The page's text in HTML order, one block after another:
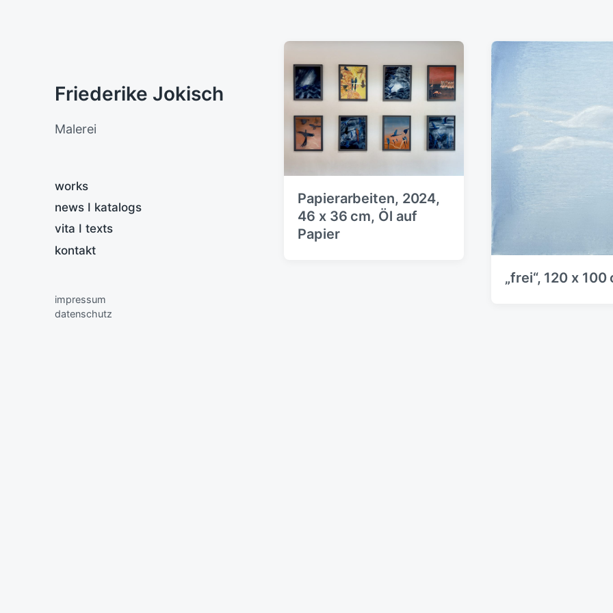
Friederike Jokisch
Malerei
works
news I katalogs
vita I texts
kontakt
impressum
datenschutz
Papierarbeiten, 2024,
46 x 36 cm, Öl auf
Papier
„frei“, 120 x 100